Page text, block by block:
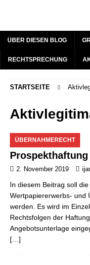
ÜBER DIESEN BLOG
RECHTSPRECHUNG
STARTSEITE
ÜBERNAHMERECHT
Prospekthaftung
2. November 2019
In diesem Beitrag soll
Wertpapiererwerbs- und
werden. Es wird im
Rechtsfolgen der
Angebotsunterlage
[…]